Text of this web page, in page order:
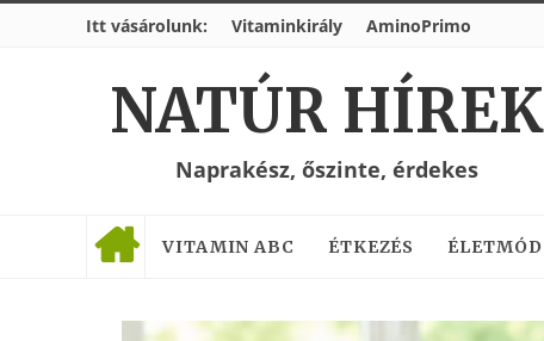
Itt vásárolunk: Vitaminkirály AminoPrimo
NATÚR HÍREK
Naprakész, őszinte, érdekes
VITAMIN ABC ÉTKEZÉS ÉLETMÓD